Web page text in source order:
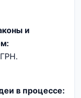
и
в процессе: